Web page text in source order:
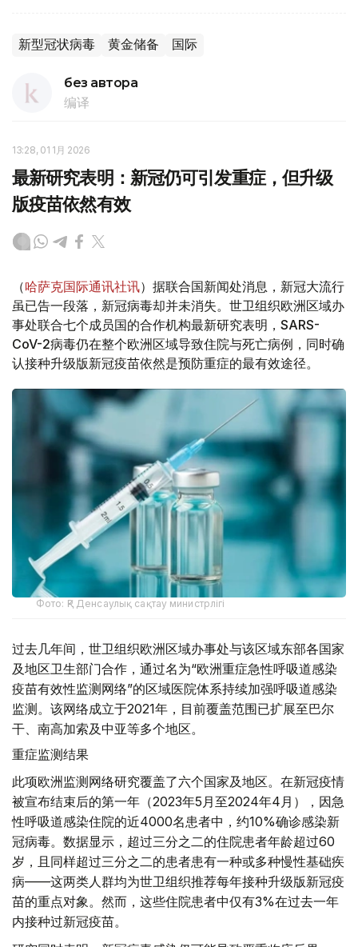
新型冠状病毒 黄金储备 国际
без автора
编译
13:28, 01 1月 2026
最新研究表明：新冠仍可引发重症，但升级
版疫苗依然有效
（哈萨克国际通讯社讯）据联合国新闻处消息，新冠大流行
虽已告一段落，新冠病毒却并未消失。世卫组织欧洲区域办
事处联合七个成员国的合作机构最新研究表明，SARS-
CoV-2病毒仍在整个欧洲区域导致住院与死亡病例，同时确
认接种升级版新冠疫苗依然是预防重症的最有效途径。
Фото: ҚР Денсаулық сақтау министрлігі
过去几年间，世卫组织欧洲区域办事处与该区域东部各国家
及地区卫生部门合作，通过名为“欧洲重症急性呼吸道感染
疫苗有效性监测网络”的区域医院体系持续加强呼吸道感染
监测。该网络成立于2021年，目前覆盖范围已扩展至巴尔
干、南高加索及中亚等多个地区。
重症监测结果
此项欧洲监测网络研究覆盖了六个国家及地区。在新冠疫情
被宣布结束后的第一年（2023年5月至2024年4月），因急
性呼吸道感染住院的近4000名患者中，约10%确诊感染新
冠病毒。数据显示，超过三分之二的住院患者年龄超过60
岁，且同样超过三分之二的患者患有一种或多种慢性基础疾
病——这两类人群均为世卫组织推荐每年接种升级版新冠疫
苗的重点对象。然而，这些住院患者中仅有3%在过去一年
内接种过新冠疫苗。